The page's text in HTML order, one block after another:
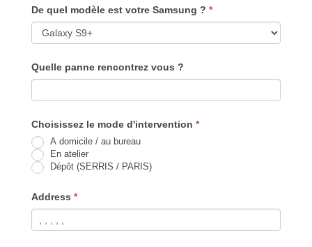
De quel modèle est votre Samsung ? *
Quelle panne rencontrez vous ?
Choisissez le mode d'intervention *
A domicile / au bureau
En atelier
Dépôt (SERRIS / PARIS)
Address *